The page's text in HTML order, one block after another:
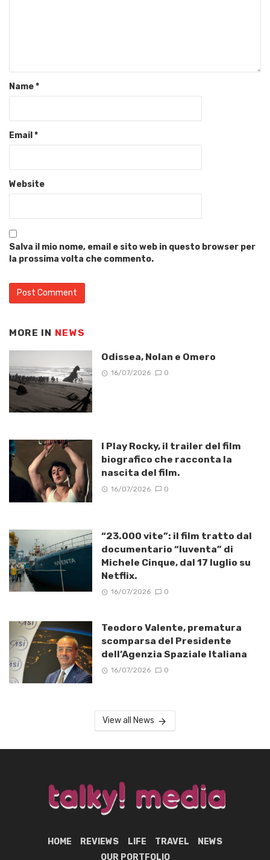
Name*
Email *
Website
Salva il mio nome, email e sito web in questo browser per
la prossima volta che commento.
MORE IN NEWS
Odissea, Nolan e Omero
16/07/2026 0
I Play Rocky, il trailer del film
biografico che racconta la
nascita del film.
16/07/2026 0
“23.000 vite”: il film tratto dal
documentario “Iuventa” di
Michele Cinque, dal 17 luglio su
Netflix.
16/07/2026 0
Teodoro Valente, prematura
scomparsa del Presidente
dell’Agenzia Spaziale Italiana
16/07/2026 0
View all News
HOME REVIEWS LIFE TRAVEL
NEWS
OUR PORTFOLIO